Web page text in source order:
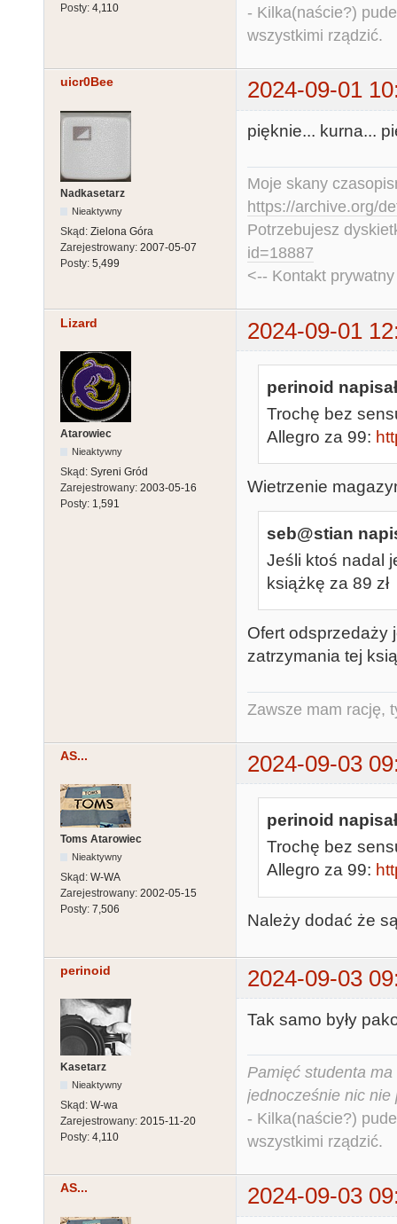
Posty: 4,110
- Kilka(naście?)
wszystkimi rządzić.
uicr0Bee 2024-09-01
Nadkasetarz
Nieaktywny
Skąd: Zielona Góra
Zarejestrowany: 2007-05-07
Posty: 5,499
pięknie... kurna...
Moje skany
https://archive.org/
Potrzebujesz
id=18887
<-- Kontakt
Lizard 2024-09-01
Atarowiec
Nieaktywny
Skąd: Syreni Gród
Zarejestrowany: 2003-05-16
Posty: 1,591
perinoid
Trochę bez
Allegro za 99:
Wietrzenie
seb@stian
Jeśli ktoś nadal
książkę za 89 zł
Ofert odsprzedaży
zatrzymania tej
Zawsze mam rację,
AS... 2024-09-03
Toms Atarowiec
Nieaktywny
Skąd: W-WA
Zarejestrowany: 2002-05-15
Posty: 7,506
perinoid
Trochę bez
Allegro za 99:
Należy dodać że
perinoid 2024-09-03
Kasetarz
Nieaktywny
Skąd: W-wa
Zarejestrowany: 2015-11-20
Posty: 4,110
Tak samo były
Pamięć studenta
jednocześnie nic nie
- Kilka(naście?)
wszystkimi rządzić.
AS... 2024-09-03